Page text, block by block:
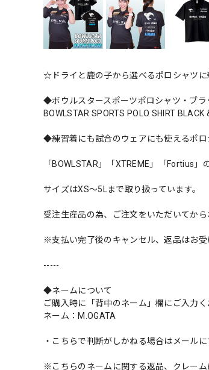
☆ドライと鹿の子から選べるポロシャツ
◆ボウルスタースポーツポロシャツ・ブラ
BOWLSTAR SPORTS POLO SHIRT BLACK
◆練習着にも試合のウェアにも使えるポロ
「BOWLSTAR」「XTREME」「Fortius
サイズはXS〜5Lまで取り扱っています。
受注生産品の為、ご注文をいただいてか
※支払い完了後のキャンセル、返品はお受
-----
◆ネームについて
ご購入時に「背中のネーム」欄にご入力
ネーム：M.OGATA
・こちらで判断がしかねる場合はメール
※こちらのネームに関する返品、クレーム